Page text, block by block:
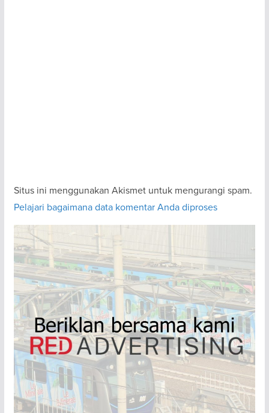
Situs ini menggunakan Akismet untuk mengurangi spam.
Pelajari bagaimana data komentar Anda diproses